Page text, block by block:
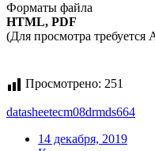
Форматы файла
HTML, PDF
(Для просмотра требуется
Просмотрено: 251
datasheetecm08drmds664
14 декабря, 2019